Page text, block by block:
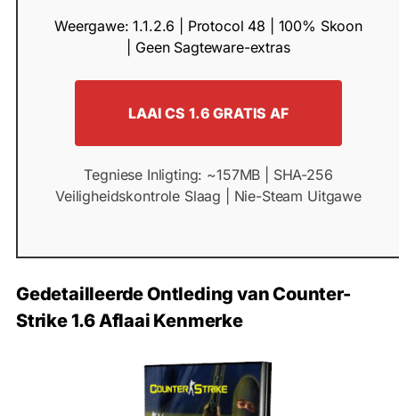
Weergawe: 1.1.2.6 | Protocol 48 | 100% Skoon
| Geen Sagteware-extras
LAAI CS 1.6 GRATIS AF
Tegniese Inligting: ~157MB | SHA-256
Veiligheidskontrole Slaag | Nie-Steam Uitgawe
Gedetailleerde Ontleding van Counter-
Strike 1.6 Aflaai Kenmerke